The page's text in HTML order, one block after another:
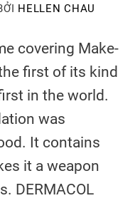
HELLEN CHAU
covering Make-
first of its kind
in the world.
was
It contains
it a weapon
DERMACOL